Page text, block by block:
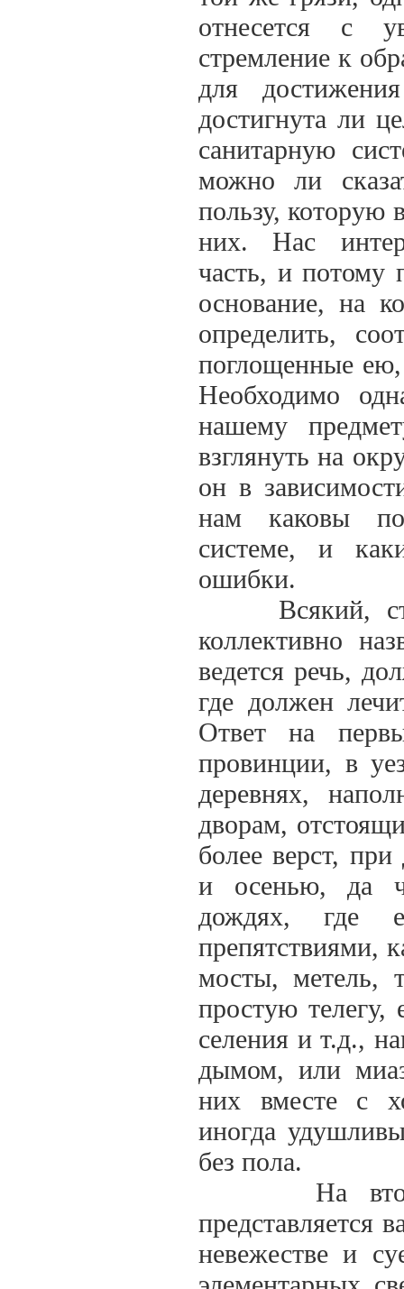
отнесется с
стремление к
для
достигнута ли
санитарную
можно ли
пользу, которую
них. Нас
часть, и потому
основание, на
определить,
поглощенные ею,
Необходимо
нашему
взглянуть на
он в
нам каковы
системе, и
ошибки.
Всякий,
коллективно
ведется речь,
где должен
Ответ на
провинции, в
деревнях,
дворам,
более верст,
и осенью, да
дождях, где
препятствиями,
мосты, метель,
простую телегу,
селения и т.д.,
дымом, или
них вместе с
иногда
без пола.
На второй
представляется
невежестве и